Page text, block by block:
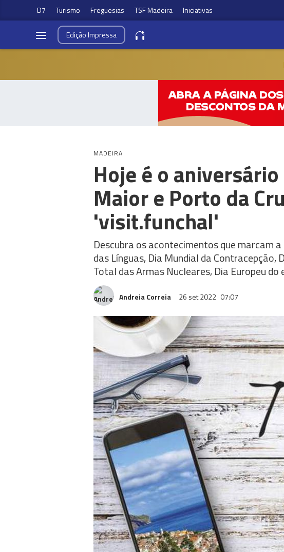
D7 Turismo Freguesias TSF Madeira Iniciativas
EdiçãoImpressa
MADEIRA
Hoje é o
Maior e Porto da
'visit.funchal'
Descubra os acontecimentos que marcam
das Línguas, Dia Mundial da
Total das Armas Nucleares, Dia Europeu
Andreia Correia 26 set 2022 07:07